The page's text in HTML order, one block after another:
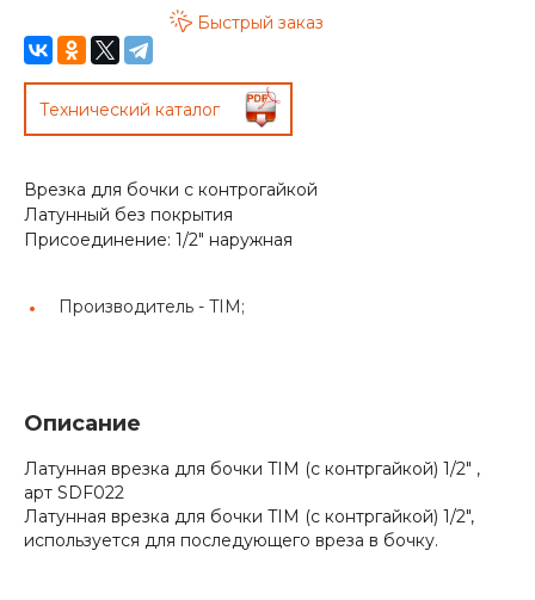
Быстрый заказ
Технический каталог
Врезка для бочки с контрогайкой
Латунный без покрытия
Присоединение: 1/2" наружная
Производитель - TIM;
Описание
Латунная врезка для бочки TIM (с контргайкой) 1/2" ,
арт SDF022
Латунная врезка для бочки TIM (с контргайкой) 1/2",
используется для последующего вреза в бочку.